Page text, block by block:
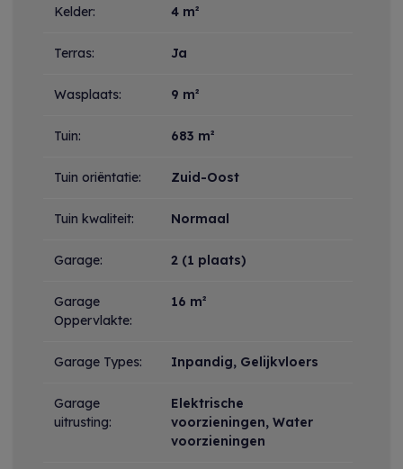
Kelder: 4 m²
Terras: Ja
Wasplaats: 9 m²
Tuin: 683 m²
Tuin oriëntatie: Zuid-Oost
Tuin kwaliteit: Normaal
Garage: 2 (1 plaats)
Garage
Oppervlakte:
16 m²
Garage Types: Inpandig, Gelijkvloers
Garage
uitrusting:
Elektrische
voorzieningen, Water
voorzieningen